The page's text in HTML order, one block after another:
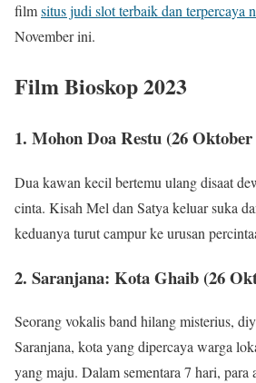
filmsitus judi slot terbaik dan terpercaya
November ini.
Film Bioskop 2023
1. Mohon Doa Restu (26 Oktober
Dua kawan kecil bertemu ulang disaat
cinta. Kisah Mel dan Satya keluar suka
keduanya turut campur ke urusan
2. Saranjana: Kota Ghaib (26
Seorang vokalis band hilang misterius,
Saranjana, kota yang dipercaya warga
yang maju. Dalam sementara 7 hari, para